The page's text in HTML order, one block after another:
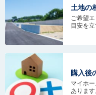
土地の
ご希望
目安を
購入後
マイホ
あります